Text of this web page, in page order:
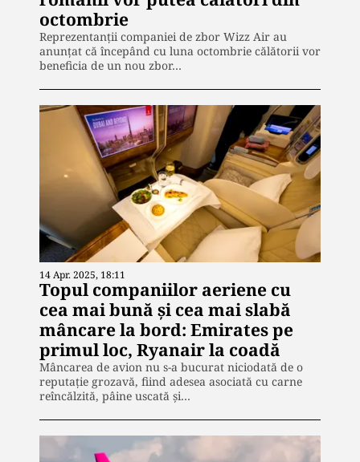
octombrie
Reprezentanții companiei de zbor Wizz Air au
anunțat că începând cu luna octombrie călătorii vor
beneficia de un nou zbor…
14 Apr. 2025, 18:11
Topul companiilor aeriene cu
cea mai bună și cea mai slabă
mâncare la bord: Emirates pe
primul loc, Ryanair la coadă
Mâncarea de avion nu s-a bucurat niciodată de o
reputație grozavă, fiind adesea asociată cu carne
reîncălzită, pâine uscată și…